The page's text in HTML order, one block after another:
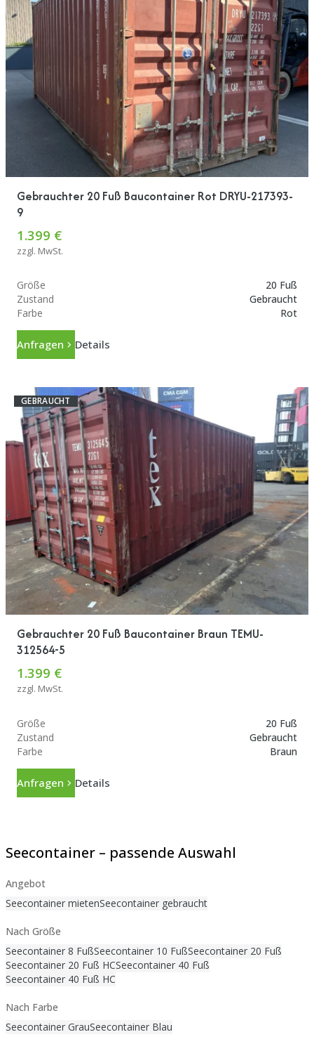
Gebrauchter 20 Fuß Baucontainer Rot DRYU-217393-
9
1.399 €
zzgl. MwSt.
Größe
20 Fuß
Zustand
Gebraucht
Farbe
Rot
Anfragen Details
GEBRAUCHT
Gebrauchter 20 Fuß Baucontainer Braun TEMU-
312564-5
1.399 €
zzgl. MwSt.
Größe
20 Fuß
Zustand
Gebraucht
Farbe
Braun
Anfragen Details
Seecontainer – passende Auswahl
Angebot
Seecontainer mietenSeecontainer gebraucht
Nach Größe
Seecontainer 8 FußSeecontainer 10 FußSeecontainer 20 Fuß
Seecontainer 20 Fuß HCSeecontainer 40 Fuß
Seecontainer 40 Fuß HC
Nach Farbe
Seecontainer GrauSeecontainer Blau